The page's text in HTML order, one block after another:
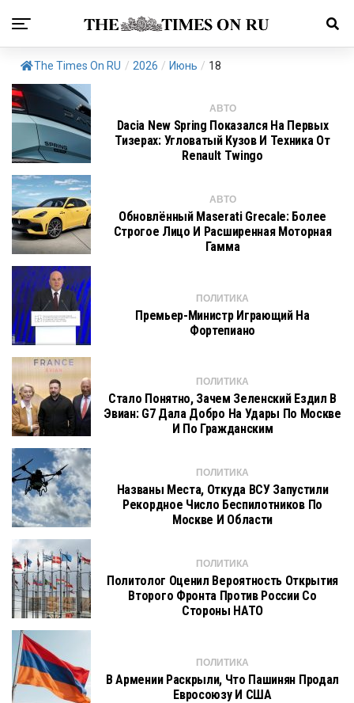
The Times On RU / 2026 / Июнь / 18
АВТО
Dacia New Spring Показался На Первых
Тизерах: Угловатый Кузов И Техника От
Renault Twingo
АВТО
Обновлённый Maserati Grecale: Более
Строгое Лицо И Расширенная Моторная
Гамма
ПОЛИТИКА
Премьер-Министр Играющий На
Фортепиано
ПОЛИТИКА
Стало Понятно, Зачем Зеленский Ездил В
Эвиан: G7 Дала Добро На Удары По Москве
И По Гражданским
ПОЛИТИКА
Названы Места, Откуда ВСУ Запустили
Рекордное Число Беспилотников По
Москве И Области
ПОЛИТИКА
Политолог Оценил Вероятность Открытия
Второго Фронта Против России Со
Стороны НАТО
ПОЛИТИКА
В Армении Раскрыли, Что Пашинян Продал
Евросоюзу И США